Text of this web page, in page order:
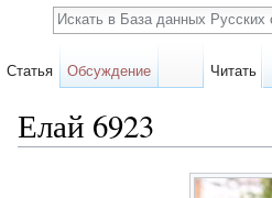
Елай 6923
Статья Обсуждение Читать
Поиск